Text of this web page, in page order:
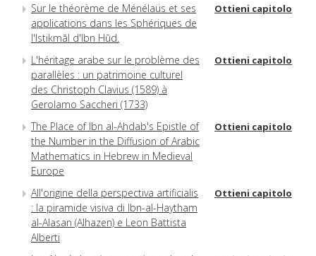
Sur le théorème de Ménélaüs et ses
applications dans les Sphériques de
l'Istikmāl d'Ibn Hūd.
Ottieni capitolo
L'héritage arabe sur le problème des
parallèles : un patrimoine culturel
des Christoph Clavius (1589) à
Gerolamo Saccheri (1733)
Ottieni capitolo
The Place of Ibn al-Ahdab's Epistle of
the Number in the Diffusion of Arabic
Mathematics in Hebrew in Medieval
Europe
Ottieni capitolo
All'origine della perspectiva artificialis
: la piramide visiva di Ibn-al-Haytham
al-Alasan (Alhazen) e Leon Battista
Alberti
Ottieni capitolo